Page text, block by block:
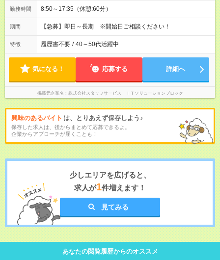
勤務時間 8:50～17:35（休憩:60分）
期間 【急募】即日～長期 ※開始日ご相談ください！
特徴 履歴書不要 / 40～50代活躍中
気になる！ 応募する 詳細へ
掲載元企業名 株式会社スタッフサービス ＩＴソリューションブロック
興味のあるバイト は、とりあえず保存しよう♪
保存した求人は、後からまとめて応募できるよ。
企業からアプローチが届くことも！
少しエリアを広げると、
求人が1件増えます！
見てみる
あなたの閲覧履歴からのオススメ